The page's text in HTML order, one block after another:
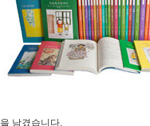
을 남겼습니다.